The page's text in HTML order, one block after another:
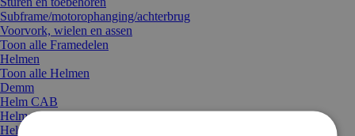
Subframe/motorophanging/achterbrug
Voorvork, wielen en assen
Toon alle Framedelen
Helmen
Toon alle Helmen
Demm
Helm CAB
Helmen snorfiets / speed pedelec
Helmmuts